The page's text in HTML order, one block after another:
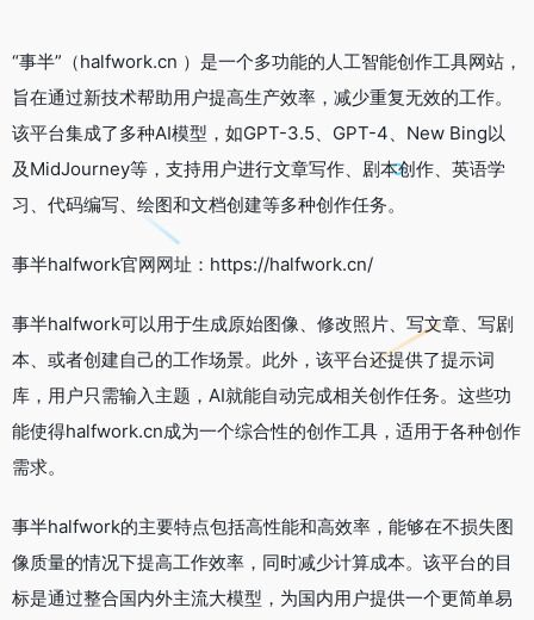
“事半”（halfwork.cn ）是一个多功能的人工智能创作工具网站，
旨在通过新技术帮助用户提高生产效率，减少重复无效的工作。
该平台集成了多种AI模型，如GPT-3.5、GPT-4、New Bing以
及MidJourney等，支持用户进行文章写作、剧本创作、英语学
习、代码编写、绘图和文档创建等多种创作任务。
事半halfwork官网网址：https://halfwork.cn/
事半halfwork可以用于生成原始图像、修改照片、写文章、写剧
本、或者创建自己的工作场景。此外，该平台还提供了提示词
库，用户只需输入主题，AI就能自动完成相关创作任务。这些功
能使得halfwork.cn成为一个综合性的创作工具，适用于各种创作
需求。
事半halfwork的主要特点包括高性能和高效率，能够在不损失图
像质量的情况下提高工作效率，同时减少计算成本。该平台的目
标是通过整合国内外主流大模型，为国内用户提供一个更简单易